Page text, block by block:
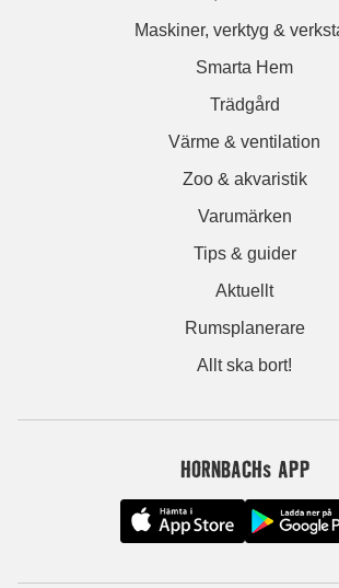
Maskiner, verktyg &
Smarta Hem
Trädgård
Värme & ventilation
Zoo & akvaristik
Varumärken
Tips & guider
Aktuellt
Rumsplanerare
Allt ska bort!
HORNBACHs APP